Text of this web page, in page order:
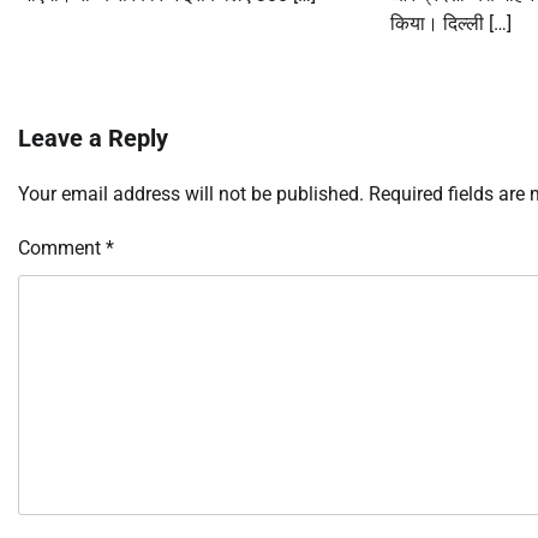
किया। दिल्ली […]
Leave a Reply
Your email address will not be published. Required fields are
Comment *